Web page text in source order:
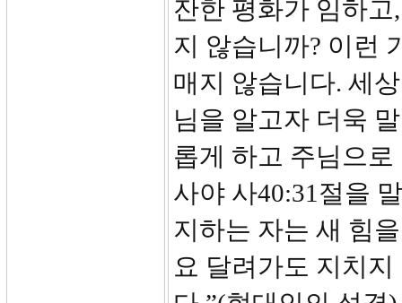
잔한 평화가 임하
지 않습니까? 이런
매지 않습니다. 세
님을 알고자 더욱
롭게 하고 주님으
사야 사40:31절을
지하는 자는 새 힘
요 달려가도 지치